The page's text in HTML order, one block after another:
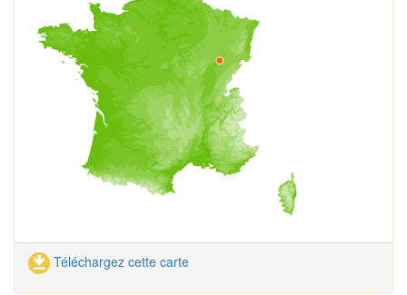
Téléchargez cette carte